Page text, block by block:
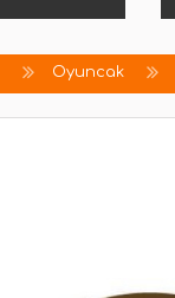
Oyuncak